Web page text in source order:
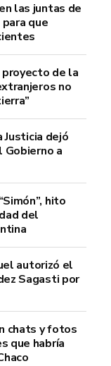
las juntas de
que
de la
no
Justicia dejó
a
hito
del
autorizó el
Sagasti por
chats y fotos
que habría